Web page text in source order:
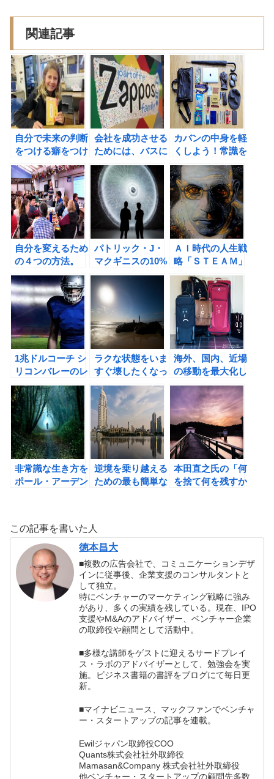
関連記事
自分で未来の判断
をつける癖をつけ
よう！孤独の時間
のススメ。
会社を成功させる
ためには、バスに
乗る人をしっかり
と選べ！アメリカ
で「小さいのに偉
大だ! 」といわれ
る企業の、シンプ
ルで強い戦略の書
評
カバンの中身を軽
くしよう！常識を
疑う癖をつけよ
う。
自分を変えるため
の４つの方法。
「何を捨て何を残
すかで人生は決ま
る」（本田直之
著）の書評
パトリック・J・
マクギニスの10%
起業の書評とみら
いチャレンジ！
ＡＩ時代の人生戦
略「ＳＴＥＡＭ」
が最強の武器であ
るの書評②
1兆ドルコーチ シ
リコンバレーのレ
ジェンド ビル・
キャンベルの成功
の教えの書評
ラクな状態をいま
すぐ壊したくなっ
てきた。「何を捨
て何を残すかで人
生は決まる」の書
評
海外、国内、近場
の移動を最大化し
て、人生を面白く
しよう！
非常識な生き方を
ポール・アーデン
逆境を乗り越える
ための最も簡単な
本田直之氏の「何
を捨て何を残すか
この記事を書いた人
徳本昌大
■複数の広告会社で、コミュニケーションデザ
インに従事後、企業支援のコンサルタントと
して独立。
特にベンチャーのマーケティング戦略に強み
があり、多くの実績を残している。現在、IPO
支援やM&Aのアドバイザー、ベンチャー企業
の取締役や顧問として活動中。
■多様な講師をゲストに迎えるサードプレイ
ス・ラボのアドバイザーとして、勉強会を実
施。ビジネス書籍の書評をブログにて毎日更
新。
■マイナビニュース、マックファンでベンチャ
ー・スタートアップの記事を連載。
Ewilジャパン取締役COO
Quants株式会社社外取締役
Mamasan&Company 株式会社社外取締役
他ベンチャー・スタートアップの顧問先多数